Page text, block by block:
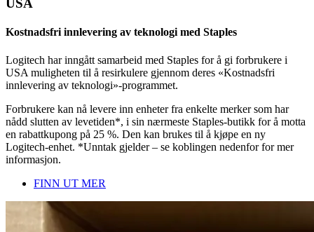
USA
Kostnadsfri innlevering av teknologi med Staples
Logitech har inngått samarbeid med Staples for å gi forbrukere i
USA muligheten til å resirkulere gjennom deres «Kostnadsfri
innlevering av teknologi»-programmet.
Forbrukere kan nå levere inn enheter fra enkelte merker som har
nådd slutten av levetiden*, i sin nærmeste Staples-butikk for å motta
en rabattkupong på 25 %. Den kan brukes til å kjøpe en ny
Logitech-enhet. *Unntak gjelder – se koblingen nedenfor for mer
informasjon.
FINN UT MER